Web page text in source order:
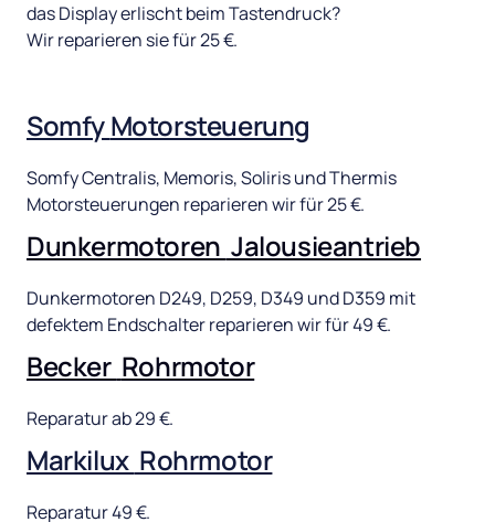
das Display erlischt beim Tastendruck?
Wir reparieren sie für 25 €.
Somfy Motorsteuerung
Somfy Centralis, Memoris, Soliris und
Motorsteuerungen reparieren wir für 25 €.
Dunkermotoren Jalousieantrieb
Dunkermotoren D249, D259, D349 und D359
defektem Endschalter reparieren wir für 49 €.
Becker Rohrmotor
Reparatur ab 29 €.
Markilux Rohrmotor
Reparatur 49 €.